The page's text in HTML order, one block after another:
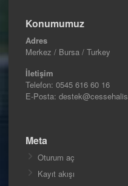
Konumumuz
Adres
Merkez / Bursa / Turkey
İletişim
Telefon: 0545 616 60 16
E-Posta:
Meta
Oturum aç
Kayıt akışı